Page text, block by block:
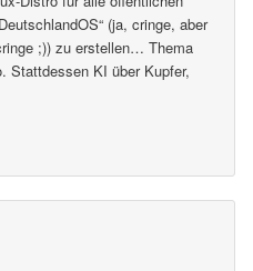
(ja, cringe, aber
;)) zu erstellen… Thema
Stattdessen KI über Kupfer,